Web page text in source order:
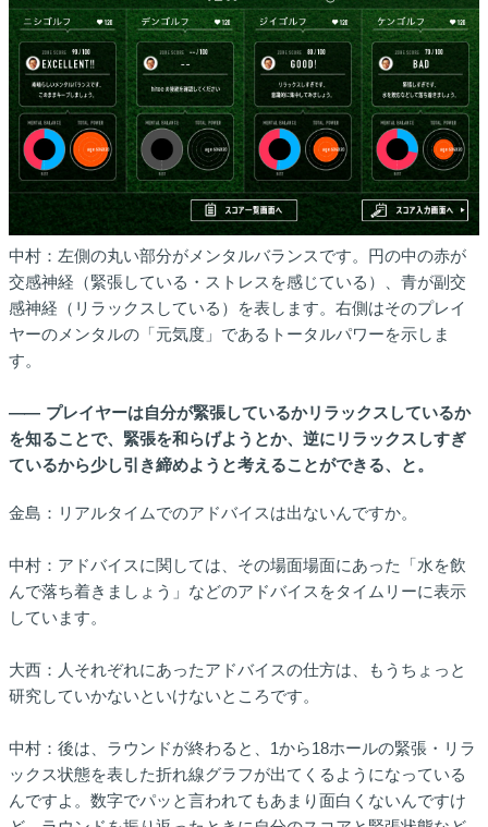
中村：左側の丸い部分がメンタルバランスです。円の中の赤が
交感神経（緊張している・ストレスを感じている）、青が副交
感神経（リラックスしている）を表します。右側はそのプレイ
ヤーのメンタルの「元気度」であるトータルパワーを示しま
す。
―― プレイヤーは自分が緊張しているかリラックスしているか
を知ることで、緊張を和らげようとか、逆にリラックスしすぎ
ているから少し引き締めようと考えることができる、と。
金島：リアルタイムでのアドバイスは出ないんですか。
中村：アドバイスに関しては、その場面場面にあった「水を飲
んで落ち着きましょう」などのアドバイスをタイムリーに表示
しています。
大西：人それぞれにあったアドバイスの仕方は、もうちょっと
研究していかないといけないところです。
中村：後は、ラウンドが終わると、1から18ホールの緊張・リラ
ックス状態を表した折れ線グラフが出てくるようになっている
んですよ。数字でパッと言われてもあまり面白くないんですけ